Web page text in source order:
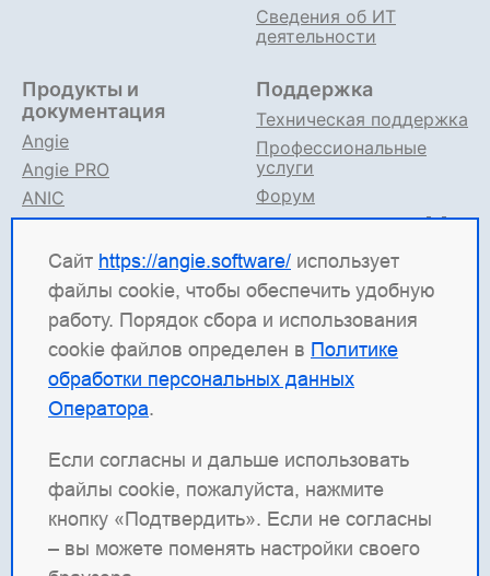
Сайт https://angie.software/ использует
файлы cookie, чтобы обеспечить удобную
работу. Порядок сбора и использования
cookie файлов определен в Политике
обработки персональных данных
Оператора.
Если согласны и дальше использовать
файлы cookie, пожалуйста, нажмите
кнопку «Подтвердить». Если не согласны
– вы можете поменять настройки своего
Сведения об ИТ
деятельности
Продукты и
документация
Angie
Angie PRO
ANIC
Angie ADC
Документация
Поддержка
Техническая поддержка
Профессиональные
услуги
Форум
Поддержка в TG
Angie Software(ООО "Веб-Сервер") — российская
ИТ-компания, которая развивает решения для
высоконагруженных систем. Среди наших
продуктов: система балансировки
(контроллер доставки приложений), веб-сервер
Angie PROиAngie Ingress Controller(ANIC) —
решение для управления трафиком
контейнеризированных приложений в Kubernetes.
Наша отдельная гордость — веб-сервер с
открытым кодом